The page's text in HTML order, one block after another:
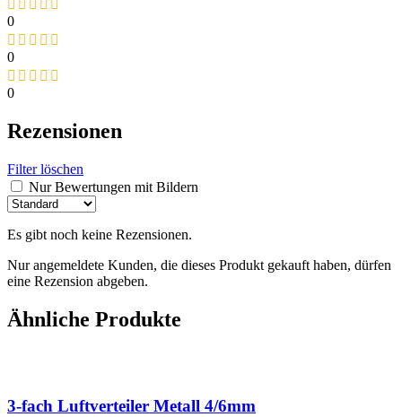
0
0
0
Rezensionen
Filter löschen
Nur Bewertungen mit Bildern
Es gibt noch keine Rezensionen.
Nur angemeldete Kunden, die dieses Produkt gekauft haben, dürfen
eine Rezension abgeben.
Ähnliche Produkte
3-fach Luftverteiler Metall 4/6mm